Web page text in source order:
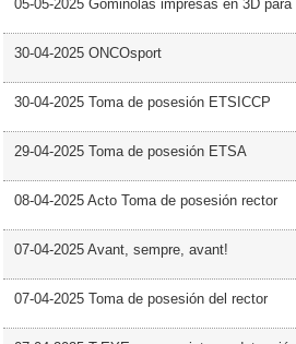
05-05-2025 Gominolas impresas en 3D
30-04-2025 ONCOsport
30-04-2025 Toma de posesión ETSICCP
29-04-2025 Toma de posesión ETSA
08-04-2025 Acto Toma de posesión rector
07-04-2025 Avant, sempre, avant!
07-04-2025 Toma de posesión del rector